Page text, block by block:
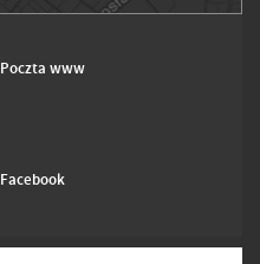
Poczta www
Facebook